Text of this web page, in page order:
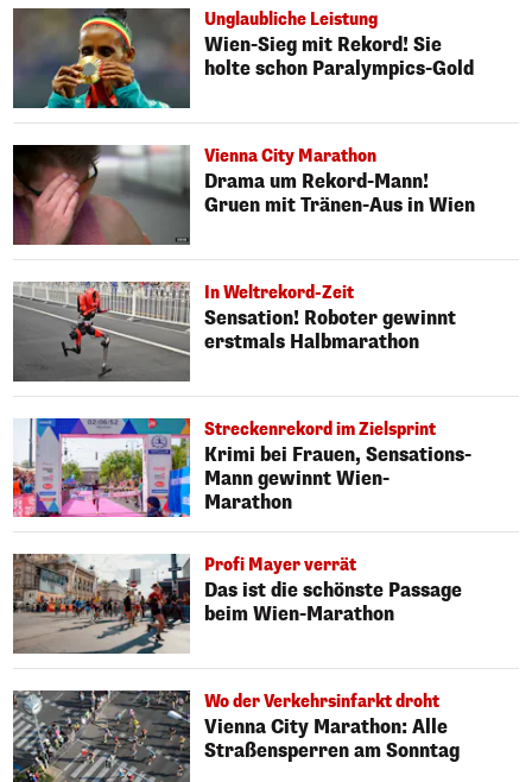
Unglaubliche Leistung
Wien-Sieg mit Rekord! Sie
holte schon Paralympics-Gold
Vienna City Marathon
Drama um Rekord-Mann!
Gruen mit Tränen-Aus in Wien
In Weltrekord-Zeit
Sensation! Roboter gewinnt
erstmals Halbmarathon
Streckenrekord im Zielsprint
Krimi bei Frauen, Sensations-
Mann gewinnt Wien-
Marathon
Profi Mayer verrät
Das ist die schönste Passage
beim Wien-Marathon
Wo der Verkehrsinfarkt droht
Vienna City Marathon: Alle
Straßensperren am Sonntag